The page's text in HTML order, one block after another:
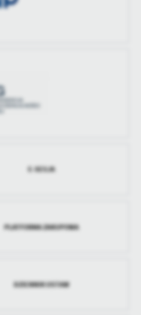
E-SESJA
PLATFORMA ZAKUPOWA
DZIENNIK USTAW